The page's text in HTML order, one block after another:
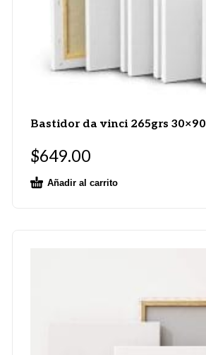
Bastidor da vinci 265grs 30×90
$649.00
Añadir al carrito